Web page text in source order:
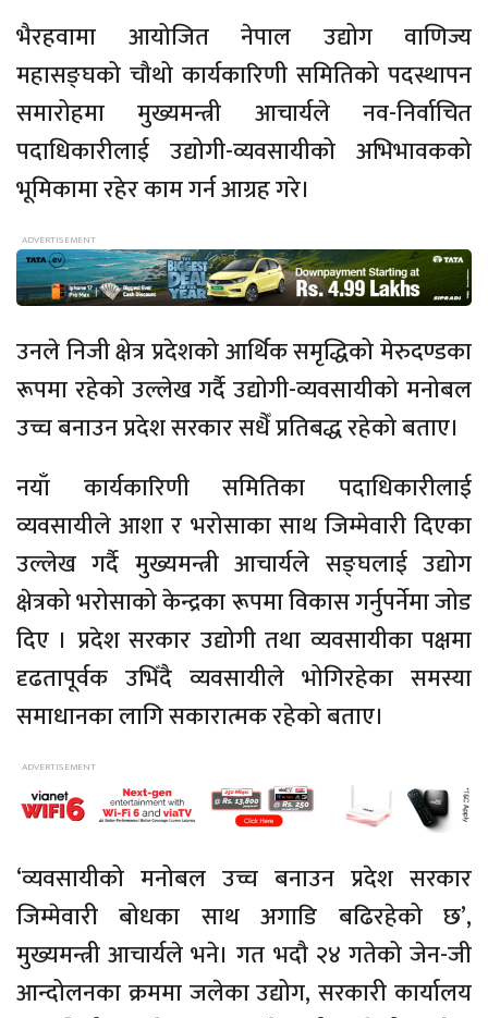
भैरहवामा आयोजित नेपाल उद्योग वाणिज्य
महासङ्घको चौथो कार्यकारिणी समितिको पदस्थापन
समारोहमा मुख्यमन्त्री आचार्यले नव-निर्वाचित
पदाधिकारीलाई उद्योगी-व्यवसायीको अभिभावकको
भूमिकामा रहेर काम गर्न आग्रह गरे।
उनले निजी क्षेत्र प्रदेशको आर्थिक समृद्धिको मेरुदण्डका
रूपमा रहेको उल्लेख गर्दै उद्योगी-व्यवसायीको मनोबल
उच्च बनाउन प्रदेश सरकार सधैँ प्रतिबद्ध रहेको बताए।
नयाँ कार्यकारिणी समितिका पदाधिकारीलाई
व्यवसायीले आशा र भरोसाका साथ जिम्मेवारी दिएका
उल्लेख गर्दै मुख्यमन्त्री आचार्यले सङ्घलाई उद्योग
क्षेत्रको भरोसाको केन्द्रका रूपमा विकास गर्नुपर्नेमा जोड
दिए । प्रदेश सरकार उद्योगी तथा व्यवसायीका पक्षमा
दृढतापूर्वक उभिँदै व्यवसायीले भोगिरहेका समस्या
समाधानका लागि सकारात्मक रहेको बताए।
‘व्यवसायीको मनोबल उच्च बनाउन प्रदेश सरकार
जिम्मेवारी बोधका साथ अगाडि बढिरहेको छ’,
मुख्यमन्त्री आचार्यले भने। गत भदौ २४ गतेको जेन-जी
आन्दोलनका क्रममा जलेका उद्योग, सरकारी कार्यालय